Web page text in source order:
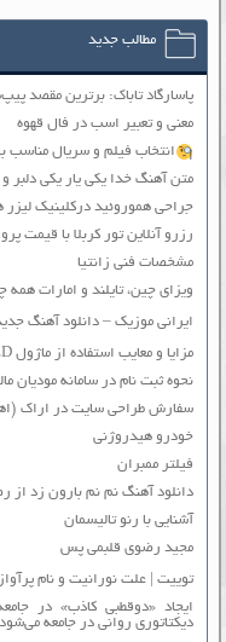
مطالب جدید
پاسارگاد تاباک: برترین مقصد
معنی و تعبیر اسب در فال قهوه
انتخاب فیلم و سریال
متن آهنگ خدا یکی یار یکی دلبر و
جراحی هموروئید درکلینیک لیزر
رزرو آنلاین تور کربلا با قیمت
مشخصات فنی زانتیا
ویزای چین، تایلند و امارات
ایرانی موزیک – دانلود آهنگ
مزایا و معایب استفاده از ماژول LED در روشنایی خانگی
نحوه ثبت نام در سامانه مودیان
سفارش طراحی سایت در اراک
خودرو هیدروژنی
فیلتر ممبران
دانلود آهنگ نم نم بارون زد از
آشنایی با رنو تالیسمان
مجید رضوی قلبمی پس
توییت | علت نورانیت و نام
ایجاد «دوقطبی کاذب» در
دیکتاتوری روانی در جامعه می‌شود